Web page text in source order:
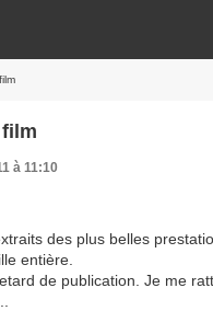
à 11:10
des plus belles
entière.
de publication. Je me